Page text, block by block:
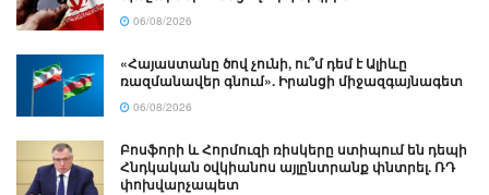
06/08/2026
«Հայաստանը ծով չունի, ու՞մ դեմ է Ալիևը
ռազմանավեր գնում». Իրանցի միջազգայնագետ
06/08/2026
Բոսֆորի և Հորմուզի ռիսկերը ստիպում են դեպի
Հնդկական օվկիանոս այլընտրանք փնտրել. ՌԴ
փոխվարչապետ